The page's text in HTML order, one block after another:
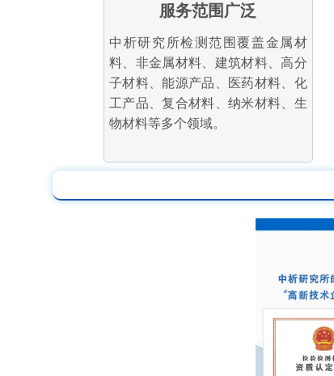
服务范围广泛
中析研究所检测范围覆盖金属材
料、非金属材料、建筑材料、高分
子材料、能源产品、医药材料、化
工产品、复合材料、纳米材料、生
物材料等多个领域。